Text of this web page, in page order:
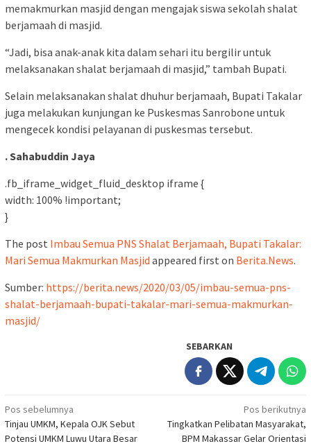
memakmurkan masjid dengan mengajak siswa sekolah shalat
berjamaah di masjid.
“Jadi, bisa anak-anak kita dalam sehari itu bergilir untuk
melaksanakan shalat berjamaah di masjid,” tambah Bupati.
Selain melaksanakan shalat dhuhur berjamaah, Bupati Takalar
juga melakukan kunjungan ke Puskesmas Sanrobone untuk
mengecek kondisi pelayanan di puskesmas tersebut.
. Sahabuddin Jaya
.fb_iframe_widget_fluid_desktop iframe {
width: 100% !important;
}
The post Imbau Semua PNS Shalat Berjamaah, Bupati Takalar:
Mari Semua Makmurkan Masjid appeared first on Berita.News.
Sumber: https://berita.news/2020/03/05/imbau-semua-pns-
shalat-berjamaah-bupati-takalar-mari-semua-makmurkan-
masjid/
SEBARKAN
Navigasi
pos
Pos sebelumnya
Tinjau UMKM, Kepala OJK Sebut
Potensi UMKM Luwu Utara Besar
Pos berikutnya
Tingkatkan Pelibatan Masyarakat,
BPM Makassar Gelar Orientasi